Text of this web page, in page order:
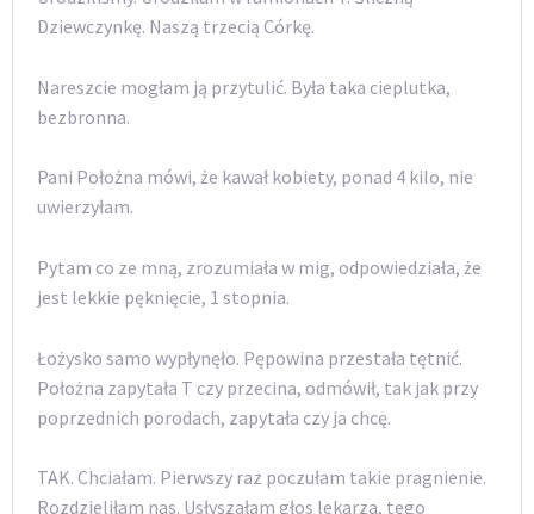
Dziewczynkę. Naszą trzecią Córkę.
Nareszcie mogłam ją przytulić. Była taka cieplutka,
bezbronna.
Pani Położna mówi, że kawał kobiety, ponad 4 kilo, nie
uwierzyłam.
Pytam co ze mną, zrozumiała w mig, odpowiedziała, że
jest lekkie pęknięcie, 1 stopnia.
Łożysko samo wypłynęło. Pępowina przestała tętnić.
Położna zapytała T czy przecina, odmówił, tak jak przy
poprzednich porodach, zapytała czy ja chcę.
TAK. Chciałam. Pierwszy raz poczułam takie pragnienie.
Rozdzieliłam nas. Usłyszałam głos lekarza, tego